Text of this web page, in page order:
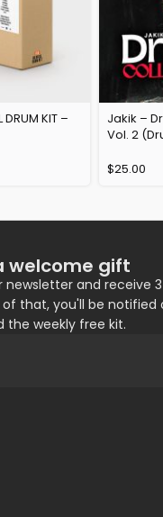
DRUM KIT –
Jakik –
Vol. 2
$25.00
welcome gift
newsletter and receive
of that, you'll be notified
the weekly free kit.